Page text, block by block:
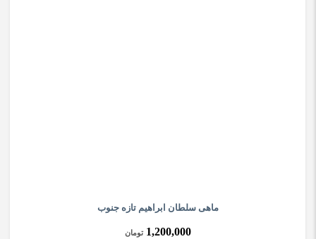
ماهی سلطان ابراهیم تازه جنوب
1,200,000 تومان